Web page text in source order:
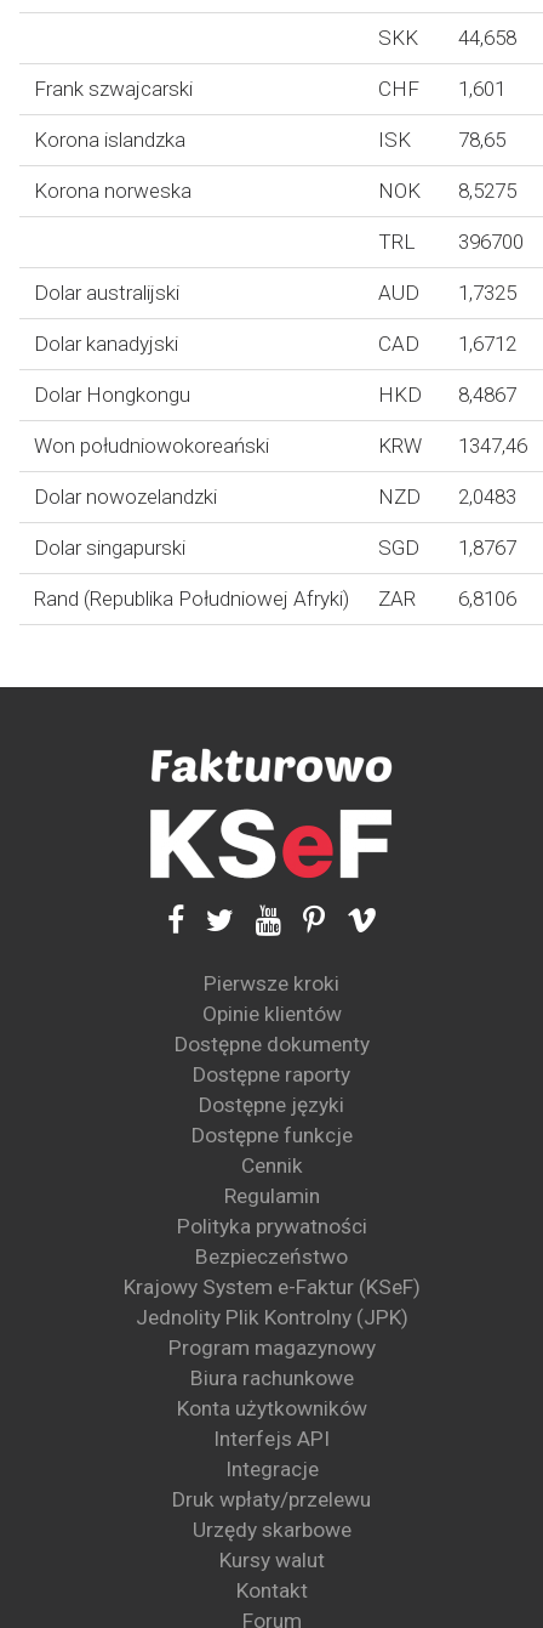
SKK 44,658
Frank szwajcarski CHF 1,601
Korona islandzka ISK 78,65
Korona norweska NOK 8,5275
TRL 396700
Dolar australijski AUD 1,7325
Dolar kanadyjski CAD 1,6712
Dolar Hongkongu HKD 8,4867
Won południowokoreański KRW 1347,46
Dolar nowozelandzki NZD 2,0483
Dolar singapurski SGD 1,8767
Rand (Republika Południowej Afryki) ZAR 6,8106
Pierwsze kroki
Opinie klientów
Dostępne dokumenty
Dostępne raporty
Dostępne języki
Dostępne funkcje
Cennik
Regulamin
Polityka prywatności
Bezpieczeństwo
Krajowy System e-Faktur (KSeF)
Jednolity Plik Kontrolny (JPK)
Program magazynowy
Biura rachunkowe
Konta użytkowników
Interfejs API
Integracje
Druk wpłaty/przelewu
Urzędy skarbowe
Kursy walut
Kontakt
Forum